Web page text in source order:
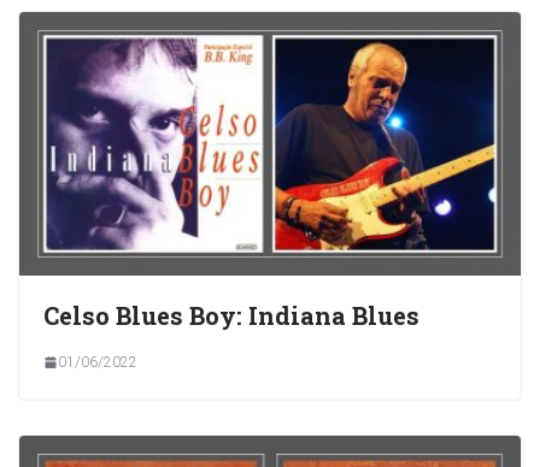
Celso Blues Boy: Indiana Blues
01/06/2022